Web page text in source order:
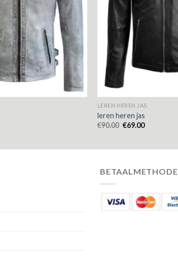
LEREN HEREN JAS
leren heren jas
€90.00 €69.00
BETAALMETHODE